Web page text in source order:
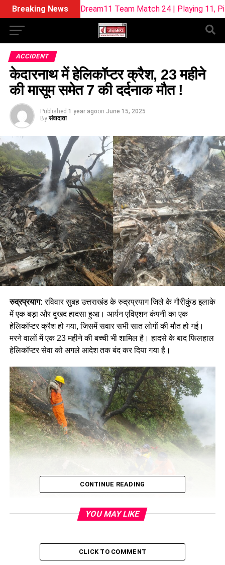
Breaking News
W Dream11 Team Match 24 | Playing 11, Pitch Report &
ACCIDENT
केदारनाथ में हेलिकॉप्टर क्रैश, 23 महीने
की मासूम समेत 7 की दर्दनाक मौत !
Published 1 year agoon June 15, 2025
By संवादाता
रुद्रप्रयाग: रविवार सुबह उत्तराखंड के रुद्रप्रयाग जिले के गौरीकुंड इलाके
में एक बड़ा और दुखद हादसा हुआ। आर्यन एविएशन कंपनी का एक
हेलिकॉप्टर क्रैश हो गया, जिसमें सवार सभी सात लोगों की मौत हो गई।
मरने वालों में एक 23 महीने की बच्ची भी शामिल है। हादसे के बाद फिलहाल
हेलिकॉप्टर सेवा को अगले आदेश तक बंद कर दिया गया है।
जानकारी के अनुसार, यह हादसा सुबह करीब 5:30 बजे हुआ। हेलिकॉप्टर
CONTINUE READING
YOU MAY LIKE
CLICK TO COMMENT